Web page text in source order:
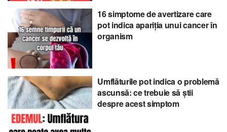
16 simptome de avertizare care
pot indica apariția unui cancer în
organism
Umflăturile pot indica o problemă
ascunsă: ce trebuie să știi
despre acest simptom